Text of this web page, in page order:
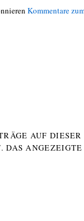
Kommentare
AUF
DAS